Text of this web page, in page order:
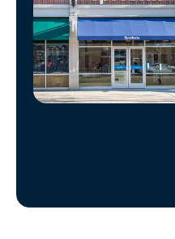
Administrar
cuenta
Encuentra
una
tienda